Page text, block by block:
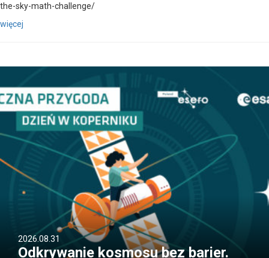
the-sky-math-challenge/
więcej
2026.08.31
Odkrywanie kosmosu bez barier.